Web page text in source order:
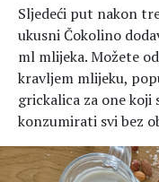
Sljedeći put nakon
ukusni Čokolino
ml mlijeka. Možete
kravljem mlijeku,
grickalica za one koji
konzumirati svi bez